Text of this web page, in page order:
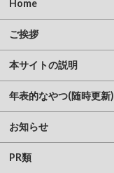
Home
ご挨拶
本サイトの説明
年表的なやつ(随時更新)
お知らせ
PR類